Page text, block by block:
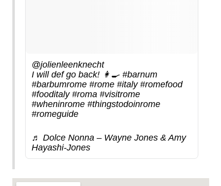
@jolienleenknecht
I will def go back! 👩‍🍳 #barnum
#barbumrome #rome #italy #romefood
#fooditaly #roma #visitrome
#wheninrome #thingstodoinrome
#romeguide
♬ Dolce Nonna – Wayne Jones & Amy
Hayashi-Jones